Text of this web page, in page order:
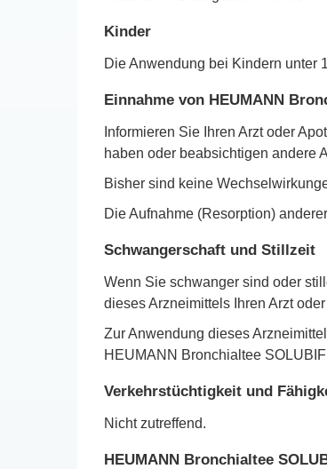
Kinder
Die Anwendung bei Kindern unter
Einnahme von HEUMANN
Informieren Sie Ihren Arzt oder
haben oder beabsichtigen andere
Bisher sind keine
Die Aufnahme (Resorption)
Schwangerschaft und Stillzeit
Wenn Sie schwanger sind oder
dieses Arzneimittels Ihren Arzt
Zur Anwendung dieses
HEUMANN Bronchialtee
Verkehrstüchtigkeit und
Nicht zutreffend.
HEUMANN Bronchialtee